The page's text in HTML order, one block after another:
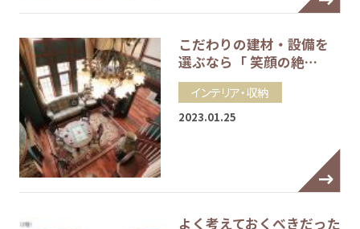
こだわりの建材・設備を
選ぶなら「 笑顔の絶…
インテリア・収納
2023.01.25
よく考えておくべきだった